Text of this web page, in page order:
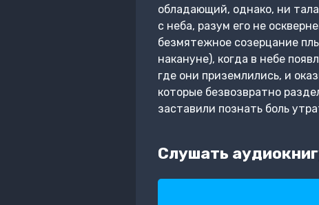
обладающий, однако, ни
с неба, разум его не
безмятежное созерцание
накануне), когда в небе
где они приземлились, и
которые безвозвратно
заставили познать боль
Слушать